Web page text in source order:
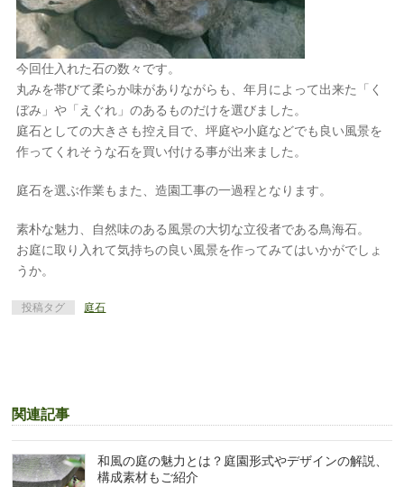
今回仕入れた石の数々です。
丸みを帯びて柔らか味がありながらも、年月によって出来た「く
ぼみ」や「えぐれ」のあるものだけを選びました。
庭石としての大きさも控え目で、坪庭や小庭などでも良い風景を
作ってくれそうな石を買い付ける事が出来ました。
庭石を選ぶ作業もまた、造園工事の一過程となります。
素朴な魅力、自然味のある風景の大切な立役者である鳥海石。
お庭に取り入れて気持ちの良い風景を作ってみてはいかがでしょ
うか。
投稿タグ 庭石
関連記事
和風の庭の魅力とは？庭園形式やデザインの解説、
構成素材もご紹介